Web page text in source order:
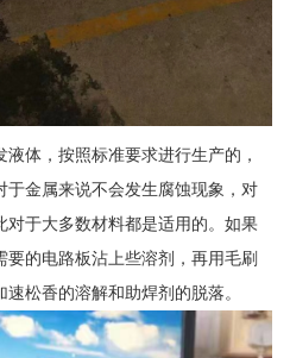
体，按照标准要求进行生产的，
金属来说不会发生腐蚀现象，对
于大多数材料都是适用的。如果
的电路板沾上些溶剂，再用毛刷
松香的溶解和助焊剂的脱落。